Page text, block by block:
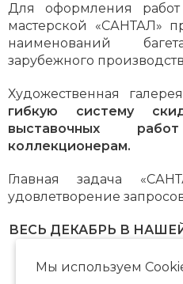
Для оформления
мастерской «САНТАЛ»
наименований
зарубежного
Художественная
гибкую систему
выставочных
коллекционерам.
Главная задача
удовлетворение
ВЕСЬ ДЕКАБРЬ В
Мы используем